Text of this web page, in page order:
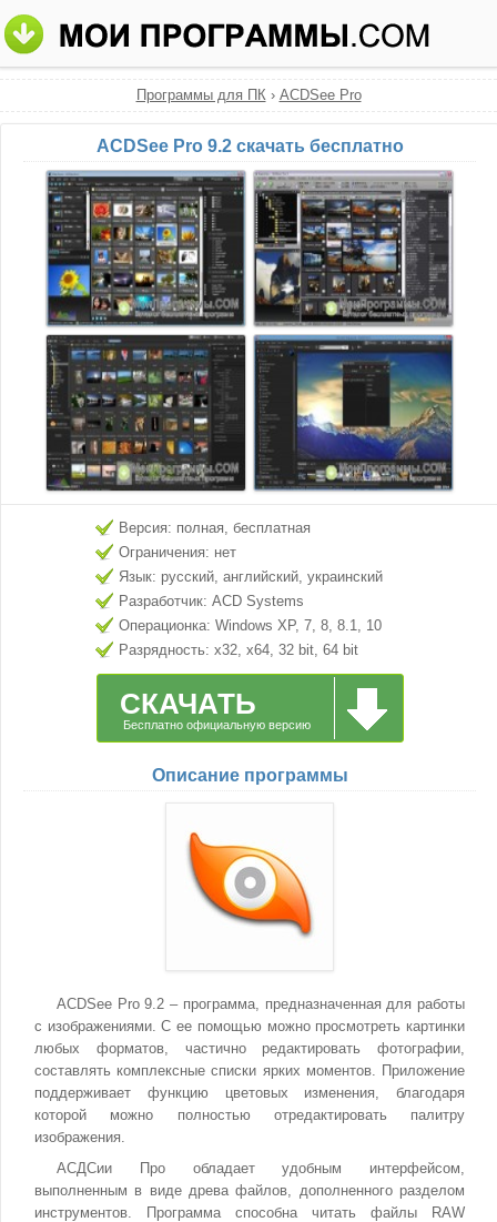
Программы для ПК› ACDSee Pro
ACDSee Pro 9.2 скачать бесплатно
Версия: полная, бесплатная
Ограничения: нет
Язык: русский, английский, украинский
Разработчик: ACD Systems
Операционка: Windows XP, 7, 8, 8.1, 10
Разрядность: x32, x64, 32 bit, 64 bit
СКАЧАТЬ
Бесплатно официальную версию
Описание программы
ACDSee Pro 9.2 – программа, предназначенная для работы
с изображениями. С ее помощью можно просмотреть картинки
любых форматов, частично редактировать фотографии,
составлять комплексные списки ярких моментов. Приложение
поддерживает функцию цветовых изменения, благодаря
которой можно полностью отредактировать палитру
изображения.
АСДСии Про обладает удобным интерфейсом,
выполненным в виде древа файлов, дополненного разделом
инструментов. Программа способна читать файлы RAW